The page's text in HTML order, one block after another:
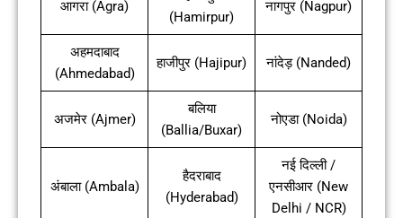
आगरा (Agra)
(Hamirpur)
नागपुर (Nagpur)
अहमदाबाद
(Ahmedabad)
हाजीपुर (Hajipur) नांदेड़ (Nanded)
अजमेर (Ajmer)
बलिया
(Ballia/Buxar)
नोएडा (Noida)
अंबाला (Ambala)
हैदराबाद
(Hyderabad)
नई दिल्ली /
एनसीआर (New
Delhi / NCR)